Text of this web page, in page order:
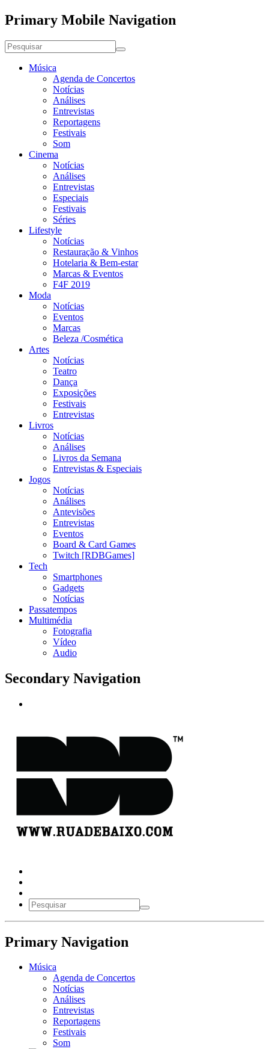
Primary Mobile Navigation
Música
Agenda de Concertos
Notícias
Análises
Entrevistas
Reportagens
Festivais
Som
Cinema
Notícias
Análises
Entrevistas
Especiais
Festivais
Séries
Lifestyle
Notícias
Restauração & Vinhos
Hotelaria & Bem-estar
Marcas & Eventos
F4F 2019
Moda
Notícias
Eventos
Marcas
Beleza /Cosmética
Artes
Notícias
Teatro
Dança
Exposições
Festivais
Entrevistas
Livros
Notícias
Análises
Livros da Semana
Entrevistas & Especiais
Jogos
Notícias
Análises
Antevisões
Entrevistas
Eventos
Board & Card Games
Twitch [RDBGames]
Tech
Smartphones
Gadgets
Notícias
Passatempos
Multimédia
Fotografia
Vídeo
Audio
Secondary Navigation
Primary Navigation
Música
Agenda de Concertos
Notícias
Análises
Entrevistas
Reportagens
Festivais
Som